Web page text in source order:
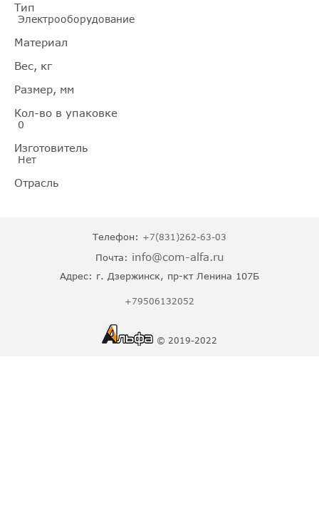
Тип
Электрооборудование
Материал
Вес, кг
Размер, мм
Кол-во в упаковке
0
Изготовитель
Нет
Отрасль
Телефон: +7(831)262-63-03
Почта: info@com-alfa.ru
Адрес: г. Дзержинск, пр-кт Ленина 107Б
+79506132052
© 2019-2022